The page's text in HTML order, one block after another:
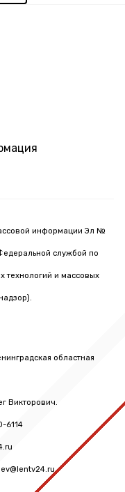
информации Эл №
службой по
технологий и массовых
областная
Викторович.
6114